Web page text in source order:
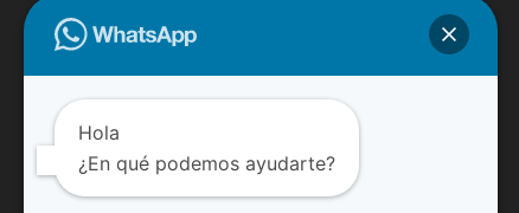
+595 985 947508 - +595 984 509299
Hola
¿En qué podemos ayudarte?